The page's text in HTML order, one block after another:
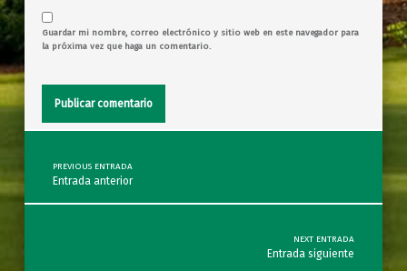
Guardar mi nombre, correo electrónico y sitio web en este navegador para
la próxima vez que haga un comentario.
Post navigation
PREVIOUS ENTRADA
Entrada anterior
NEXT ENTRADA
Entrada siguiente